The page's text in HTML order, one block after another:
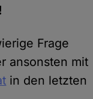
Frage
ansonsten mit
in den letzten